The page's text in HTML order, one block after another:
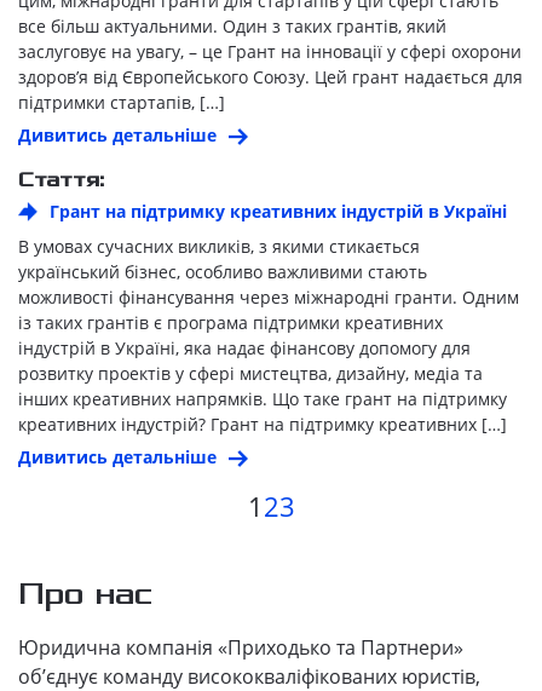
все більш актуальними. Один з таких грантів, який
заслуговує на увагу, – це Грант на інновації у сфері охорони
здоров’я від Європейського Союзу. Цей грант надається для
підтримки стартапів, […]
Дивитись детальніше
Стаття:
Грант на підтримку креативних індустрій в Україні
В умовах сучасних викликів, з якими стикається
український бізнес, особливо важливими стають
можливості фінансування через міжнародні гранти. Одним
із таких грантів є програма підтримки креативних
індустрій в Україні, яка надає фінансову допомогу для
розвитку проектів у сфері мистецтва, дизайну, медіа та
інших креативних напрямків. Що таке грант на підтримку
креативних індустрій? Грант на підтримку креативних […]
Дивитись детальніше
1 23
Про нас
Юридична компанія «Приходько та Партнери»
об’єднує команду висококваліфікованих юристів,